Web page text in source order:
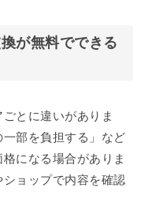
が無料でできる
とに違いがありま
部を負担する」など
になる場合がありま
ョップで内容を確認